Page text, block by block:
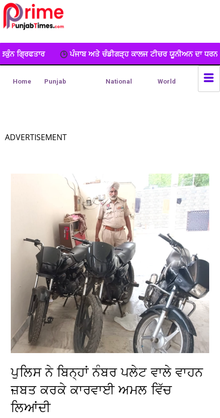
ਅਤੇ ਚੰਡੀਗੜ੍ਹ ਕਾਲਜ ਟੀਚਰ ਯੂਨੀਅਨ ਦਾ ਧਰਨਾ, ਕੀਤੀ ਨਾਅਰੇਬਾਜ਼ੀ
Home Punjab National World
ADVERTISEMENT
ਪੁਲਿਸ ਨੇ ਬਿਨ੍ਹਾਂ ਨੰਬਰ ਪਲੇਟ ਵਾਲੇ ਵਾਹਨ
ਜ਼ਬਤ ਕਰਕੇ ਕਾਰਵਾਈ ਅਮਲ ਵਿੱਚ
ਲਿਆਂਦੀ